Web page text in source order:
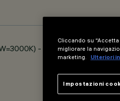
- 48Vdc - L=625mm -
Cliccando su
migliorare la
marketing.
Ulteriori
Impostazioni